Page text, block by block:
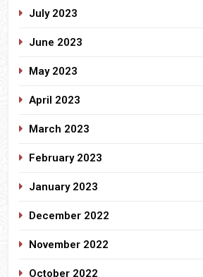
July 2023
June 2023
May 2023
April 2023
March 2023
February 2023
January 2023
December 2022
November 2022
October 2022